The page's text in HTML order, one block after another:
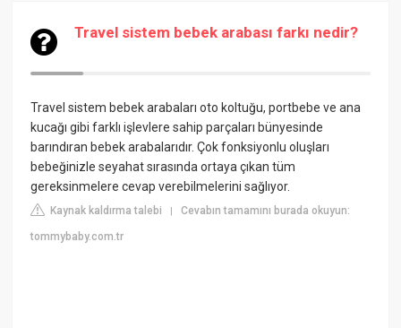
Travel sistem bebek arabası farkı nedir?
Travel sistem bebek arabaları oto koltuğu, portbebe ve ana
kucağı gibi farklı işlevlere sahip parçaları bünyesinde
barındıran bebek arabalarıdır. Çok fonksiyonlu oluşları
bebeğinizle seyahat sırasında ortaya çıkan tüm
gereksinmelere cevap verebilmelerini sağlıyor.
Kaynak kaldırma talebi |Cevabın tamamını burada okuyun:
tommybaby.com.tr